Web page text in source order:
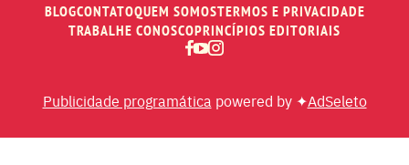
RECEITAS DE AIR FRYER
RECEITAS DE ANO NOVO (RÉVEILLON)
BLOGCONTATOQUEM SOMOSTERMOS E PRIVACIDADE
TRABALHE CONOSCOPRINCÍPIOS EDITORIAIS
Publicidade programática powered by ✦AdSeleto